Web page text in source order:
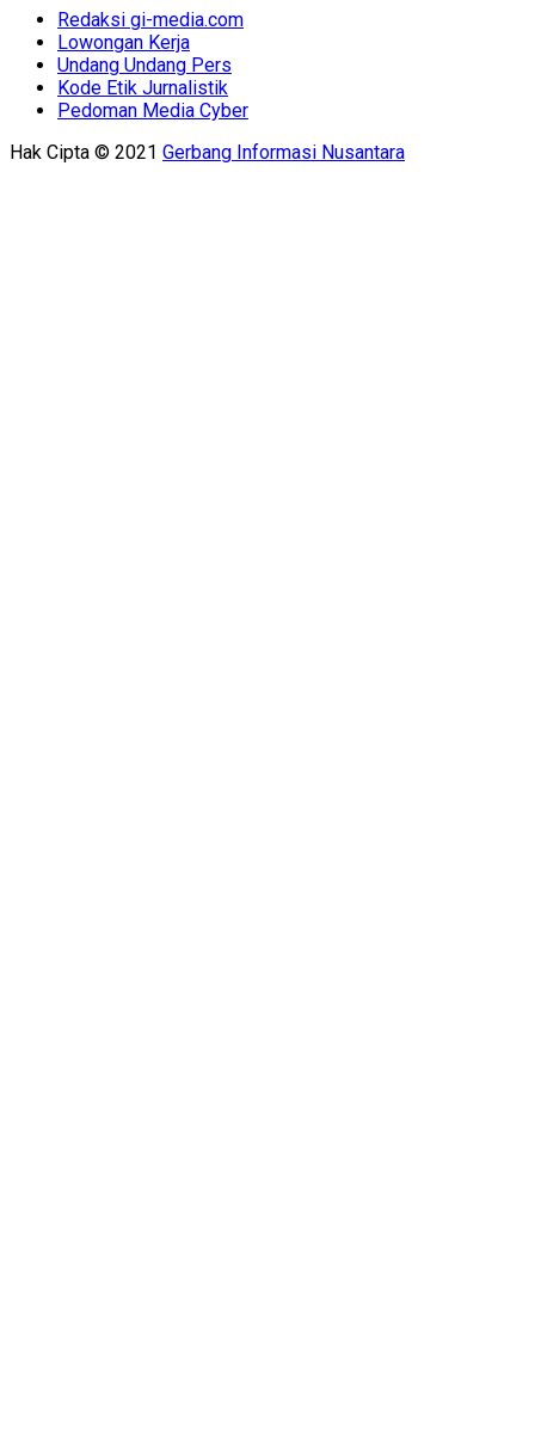
Redaksi gi-media.com
Lowongan Kerja
Undang Undang Pers
Kode Etik Jurnalistik
Pedoman Media Cyber
Hak Cipta © 2021 Gerbang Informasi Nusantara